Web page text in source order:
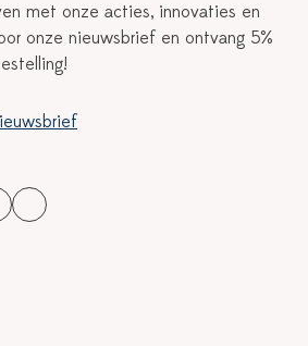
met onze acties, innovaties en
onze nieuwsbrief en ontvang 5%